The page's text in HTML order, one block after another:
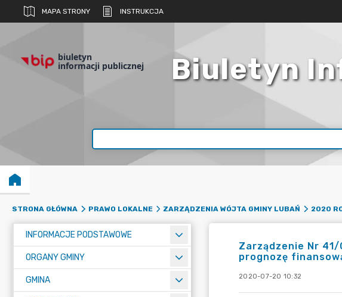
MAPA STRONY INSTRUKCJA
biuletyn
informacji publicznej Biuletyn
STRONA GŁÓWNA PRAWO LOKALNE ZARZĄDZENIA WÓJTA GMINY LUBAŃ 2020
INFORMACJE PODSTAWOWE
ORGANY GMINY
GMINA
Zarządzenie Nr
prognozę
2020-07-20 10:32